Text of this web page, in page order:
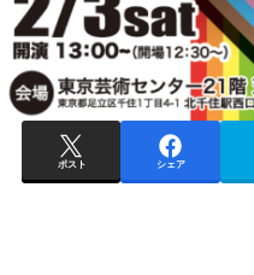
ポスト シェア